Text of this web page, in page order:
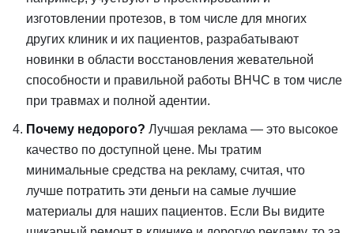
изготовлении протезов, в том числе для многих
других клиник и их пациентов, разрабатывают
новинки в области восстановления жевательной
способности и правильной работы ВНЧС в том числе
при травмах и полной адентии.
Почему недорого? Лучшая реклама — это высокое
качество по доступной цене. Мы тратим
минимальные средства на рекламу, считая, что
лучше потратить эти деньги на самые лучшие
материалы для наших пациентов. Если Вы видите